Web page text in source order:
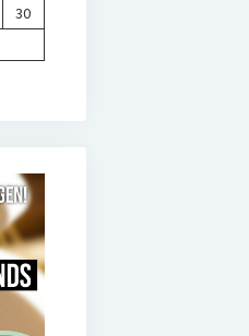
30